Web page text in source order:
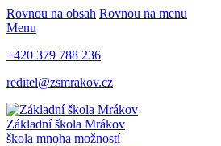
Rovnou na obsah Rovnou na menu
Menu
+420 379 788 236
reditel@zsmrakov.cz
Základní škola Mrákov
škola mnoha možností